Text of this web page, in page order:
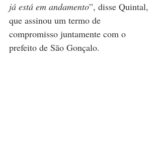
já está em andamento”, disse Quintal,
que assinou um termo de
compromisso juntamente com o
prefeito de São Gonçalo.